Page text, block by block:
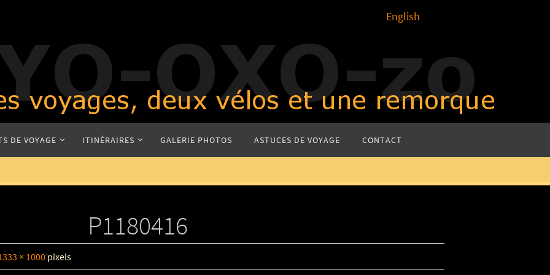
English
DE VOYAGE ITINÉRAIRES GALERIE PHOTOS ASTUCES DE VOYAGE CONTACT
P1180416
× 1000pixels